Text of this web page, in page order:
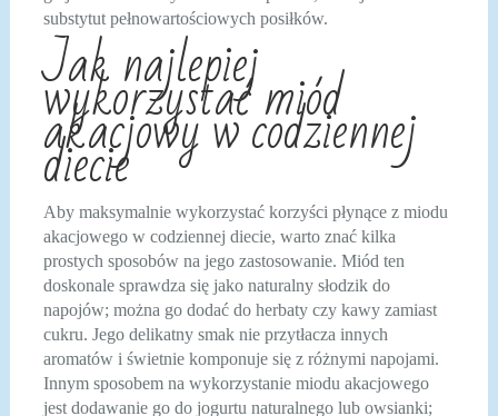
substytut pełnowartościowych posiłków.
Jak najlepiej
wykorzystać miód
akacjowy w codziennej
diecie
Aby maksymalnie wykorzystać korzyści płynące z miodu
akacjowego w codziennej diecie, warto znać kilka
prostych sposobów na jego zastosowanie. Miód ten
doskonale sprawdza się jako naturalny słodzik do
napojów; można go dodać do herbaty czy kawy zamiast
cukru. Jego delikatny smak nie przytłacza innych
aromatów i świetnie komponuje się z różnymi napojami.
Innym sposobem na wykorzystanie miodu akacjowego
jest dodawanie go do jogurtu naturalnego lub owsianki;